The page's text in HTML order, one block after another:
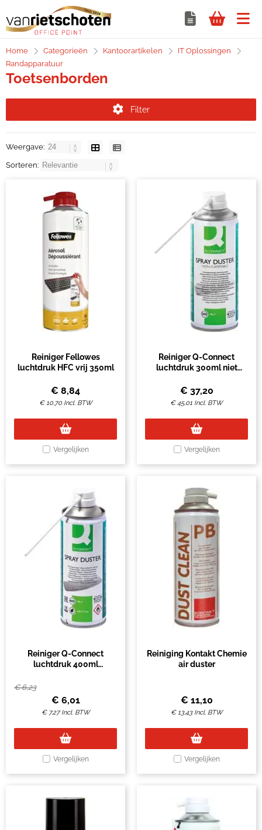
Home Categorieën Kantoorartikelen
IT Oplossingen
Randapparatuur
Toetsenborden
Filter
Weergave:
Sorteren:
Reiniger Fellowes
luchtdruk HFC vrij 350ml
€ 8,84
€10,70 Incl. BTW
Vergelijken
Reiniger Q-Connect
luchtdruk 300ml niet
€ 37,20
€45,01 Incl. BTW
Vergelijken
Reiniger Q-Connect
luchtdruk 400ml
€6,23
€ 6,01
€ 7,27 Incl. BTW
Vergelijken
Reiniging Kontakt Chemie
air duster
€ 11,10
€13,43 Incl. BTW
Vergelijken